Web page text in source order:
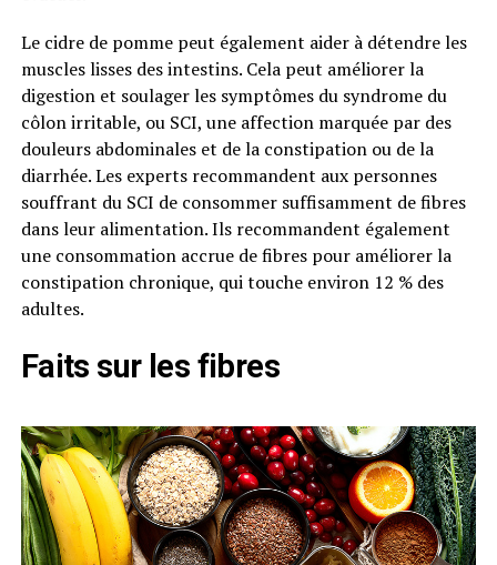
Le cidre de pomme peut également aider à détendre les
muscles lisses des intestins. Cela peut améliorer la
digestion et soulager les symptômes du syndrome du
côlon irritable, ou SCI, une affection marquée par des
douleurs abdominales et de la constipation ou de la
diarrhée. Les experts recommandent aux personnes
souffrant du SCI de consommer suffisamment de fibres
dans leur alimentation. Ils recommandent également
une consommation accrue de fibres pour améliorer la
constipation chronique, qui touche environ 12 % des
adultes.
Faits sur les fibres